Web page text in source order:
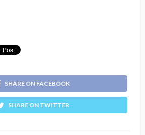
SHARE ON FACEBOOK
SHARE ON TWITTER